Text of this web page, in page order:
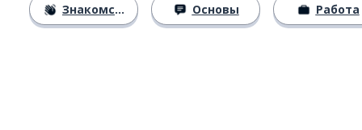
Знакомство Основы Работа